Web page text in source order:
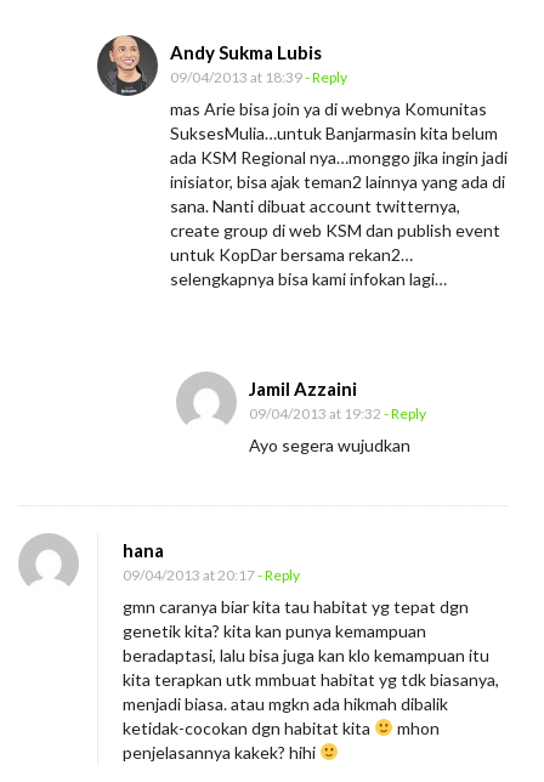
Andy Sukma Lubis
09/04/2013 at 18:39- Reply
mas Arie bisa join ya di webnya Komunitas
SuksesMulia…untuk Banjarmasin kita belum
ada KSM Regional nya…monggo jika ingin jadi
inisiator, bisa ajak teman2 lainnya yang ada di
sana. Nanti dibuat account twitternya,
create group di web KSM dan publish event
untuk KopDar bersama rekan2…
selengkapnya bisa kami infokan lagi…
Jamil Azzaini
09/04/2013 at 19:32 - Reply
Ayo segera wujudkan
hana
09/04/2013 at 20:17- Reply
gmn caranya biar kita tau habitat yg tepat dgn
genetik kita? kita kan punya kemampuan
beradaptasi, lalu bisa juga kan klo kemampuan itu
kita terapkan utk mmbuat habitat yg tdk biasanya,
menjadi biasa. atau mgkn ada hikmah dibalik
ketidak-cocokan dgn habitat kita
mhon
penjelasannya kakek? hihi